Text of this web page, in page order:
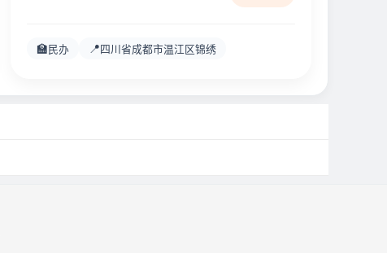
🏫 民办 📍 四川省成都市温江区锦绣